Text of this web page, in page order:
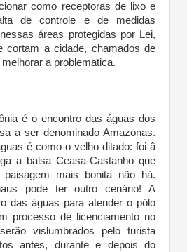
como receptoras de lixo e
de controle e de medidas
áreas protegidas por Lei,
cortam a cidade, chamados de
a problematica.
é o encontro das águas dos
a ser denominado Amazonas.
é como o velho ditado: foi â
a balsa Ceasa-Castanho que
mais bonita não há.
pode ter outro cenário! A
das águas para atender o pólo
processo de licenciamento no
vislumbrados pelo turista
antes, durante e depois do